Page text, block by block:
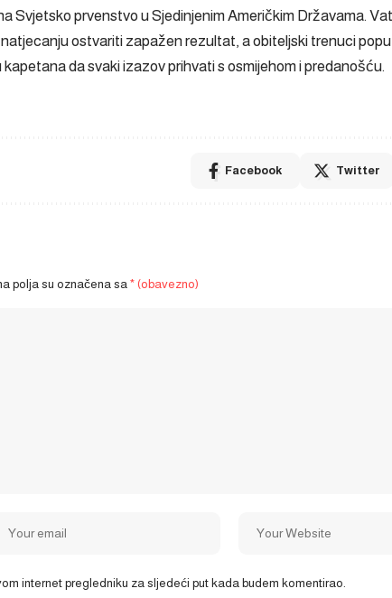
Svjetsko prvenstvo u Sjedinjenim Američkim Državama.
ostvariti zapažen rezultat, a obiteljski trenuci
da svaki izazov prihvati s osmijehom i predanošću.
Facebook Twitter
polja su označena sa * (obavezno)
internet pregledniku za sljedeći put kada budem komentirao.